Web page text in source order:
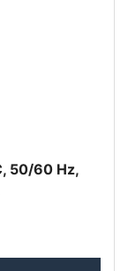
50/60 Hz,